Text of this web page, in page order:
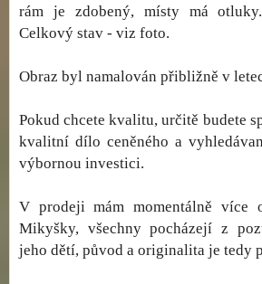
rám je zdobený, místy má
Celkový stav - viz foto.
Obraz byl namalován přibližně v
Pokud chcete kvalitu, určitě budete
kvalitní dílo ceněného a
výbornou investici.
V prodeji mám momentálně více
Mikyšky, všechny pocházejí z
jeho dětí, původ a originalita je tedy